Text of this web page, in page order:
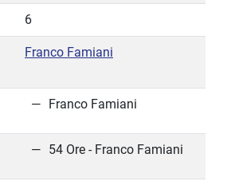
6
Franco Famiani
Franco Famiani
54 Ore - Franco Famiani